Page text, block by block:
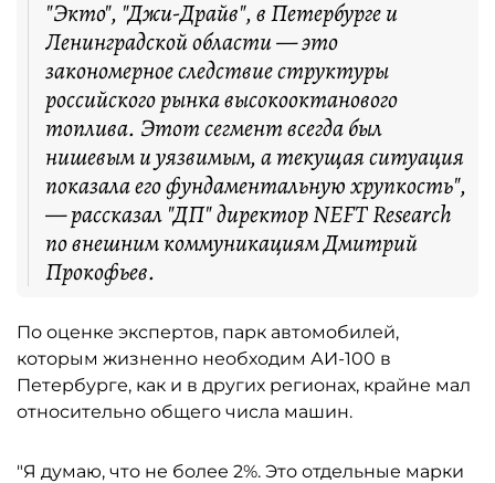
"Экто", "Джи-Драйв", в Петербурге и
Ленинградской области — это
закономерное следствие структуры
российского рынка высокооктанового
топлива. Этот сегмент всегда был
нишевым и уязвимым, а текущая ситуация
показала его фундаментальную хрупкость",
— рассказал "ДП" директор NEFT Research
по внешним коммуникациям Дмитрий
Прокофьев.
По оценке экспертов, парк автомобилей,
которым жизненно необходим АИ-100 в
Петербурге, как и в других регионах, крайне мал
относительно общего числа машин.
"Я думаю, что не более 2%. Это отдельные марки